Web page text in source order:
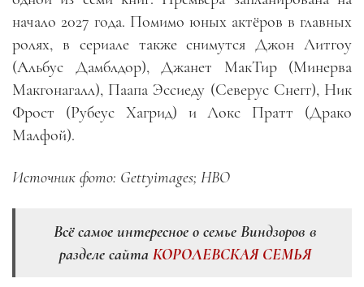
начало 2027 года. Помимо юных актёров в главных
ролях, в сериале также снимутся Джон Литгоу
(Альбус Дамблдор), Джанет МакТир (Минерва
Макгонагалл), Паапа Эссиеду (Северус Снегг), Ник
Фрост (Рубеус Хагрид) и Локс Пратт (Драко
Малфой).
Источник фото: Gettyimages; HBO
Всё самое интересное о семье Виндзоров в
разделе сайта КОРОЛЕВСКАЯ СЕМЬЯ